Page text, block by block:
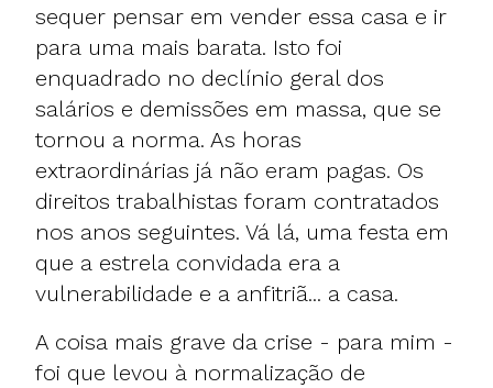
sequer pensar em vender essa casa e ir
para uma mais barata. Isto foi
enquadrado no declínio geral dos
salários e demissões em massa, que se
tornou a norma. As horas
extraordinárias já não eram pagas. Os
direitos trabalhistas foram contratados
nos anos seguintes. Vá lá, uma festa em
que a estrela convidada era a
vulnerabilidade e a anfitriã... a casa.
A coisa mais grave da crise - para mim -
foi que levou à normalização de